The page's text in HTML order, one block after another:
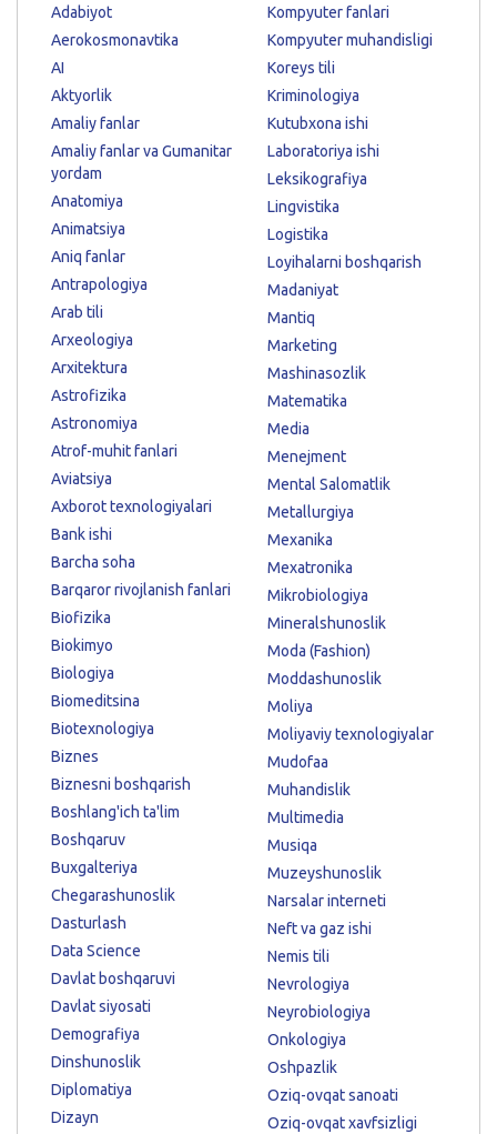
Adabiyot
Aerokosmonavtika
AI
Aktyorlik
Amaliy fanlar
Amaliy fanlar va Gumanitar
yordam
Anatomiya
Animatsiya
Aniq fanlar
Antrapologiya
Arab tili
Arxeologiya
Arxitektura
Astrofizika
Astronomiya
Atrof-muhit fanlari
Aviatsiya
Axborot texnologiyalari
Bank ishi
Barcha soha
Barqaror rivojlanish fanlari
Biofizika
Biokimyo
Biologiya
Biomeditsina
Biotexnologiya
Biznes
Biznesni boshqarish
Boshlang'ich ta'lim
Boshqaruv
Buxgalteriya
Chegarashunoslik
Dasturlash
Data Science
Davlat boshqaruvi
Davlat siyosati
Demografiya
Dinshunoslik
Diplomatiya
Dizayn
Kompyuter fanlari
Kompyuter muhandisligi
Koreys tili
Kriminologiya
Kutubxona ishi
Laboratoriya ishi
Leksikografiya
Lingvistika
Logistika
Loyihalarni boshqarish
Madaniyat
Mantiq
Marketing
Mashinasozlik
Matematika
Media
Menejment
Mental Salomatlik
Metallurgiya
Mexanika
Mexatronika
Mikrobiologiya
Mineralshunoslik
Moda (Fashion)
Moddashunoslik
Moliya
Moliyaviy texnologiyalar
Mudofaa
Muhandislik
Multimedia
Musiqa
Muzeyshunoslik
Narsalar interneti
Neft va gaz ishi
Nemis tili
Nevrologiya
Neyrobiologiya
Onkologiya
Oshpazlik
Oziq-ovqat sanoati
Oziq-ovqat xavfsizligi